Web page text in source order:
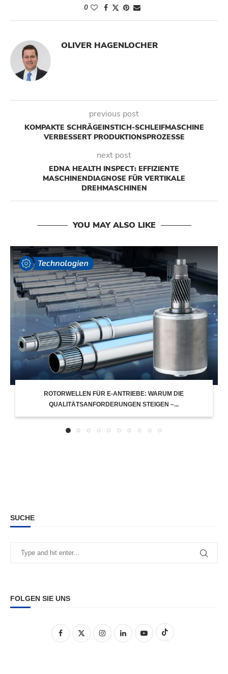
0
OLIVER HAGENLOCHER
previous post
KOMPAKTE SCHRÄGEINSTICH-SCHLEIFMASCHINE
VERBESSERT PRODUKTIONSPROZESSE
next post
EDNA HEALTH INSPECT: EFFIZIENTE
MASCHINENDIAGNOSE FÜR VERTIKALE
DREHMASCHINEN
YOU MAY ALSO LIKE
ROTORWELLEN FÜR E-ANTRIEBE: WARUM DIE
QUALITÄTSANFORDERUNGEN STEIGEN –...
SUCHE
FOLGEN SIE UNS